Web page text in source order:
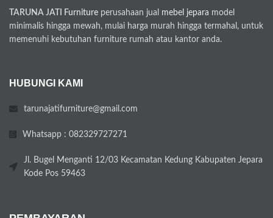
TARUNA JATI Furniture perusahaan jual mebel jepara model
minimalis hingga mewah, mulai harga murah hingga termahal, untuk
memenuhi kebutuhan furniture rumah atau kantor anda.
HUBUNGI KAMI
tarunajatifurniture@gmail.com
Whatsapp : 082329727271
Jl. Bugel Menganti 12/03 Kecamatan Kedung Kabupaten Jepara
Kode Pos 59463